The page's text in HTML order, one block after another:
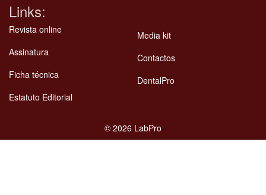
Links:
Revista online
Assinatura
Ficha técnica
Estatuto Editorial
Media kit
Contactos
DentalPro
© 2026 LabPro